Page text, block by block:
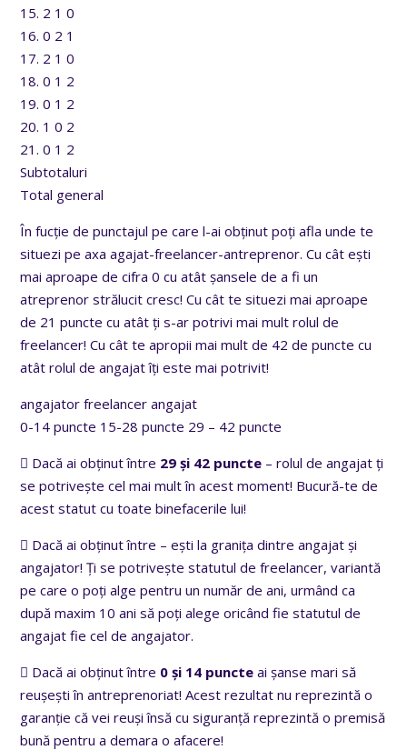
15. 2 1 0
16. 0 2 1
17. 2 1 0
18. 0 1 2
19. 0 1 2
20. 1 0 2
21. 0 1 2
Subtotaluri
Total general
În fucție de punctajul pe care l-ai obținut poți afla unde te
situezi pe axa agajat-freelancer-antreprenor. Cu cât ești
mai aproape de cifra 0 cu atât șansele de a fi un
atreprenor strălucit cresc! Cu cât te situezi mai aproape
de 21 puncte cu atât ți s-ar potrivi mai mult rolul de
freelancer! Cu cât te apropii mai mult de 42 de puncte cu
atât rolul de angajat îți este mai potrivit!
angajator freelancer angajat
0-14 puncte 15-28 puncte 29 – 42 puncte
 Dacă ai obținut între 29 și 42 puncte – rolul de angajat ți
se potrivește cel mai mult în acest moment! Bucură-te de
acest statut cu toate binefacerile lui!
 Dacă ai obținut între – ești la granița dintre angajat și
angajator! Ți se potrivește statutul de freelancer, variantă
pe care o poți alge pentru un număr de ani, urmând ca
după maxim 10 ani să poți alege oricând fie statutul de
angajat fie cel de angajator.
 Dacă ai obținut între 0 și 14 puncte ai șanse mari să
reușești în antreprenoriat! Acest rezultat nu reprezintă o
garanție că vei reuși însă cu siguranță reprezintă o premisă
bună pentru a demara o afacere!